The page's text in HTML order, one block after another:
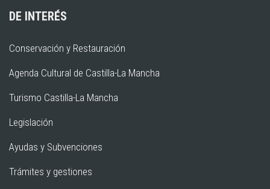
DE INTERÉS
Conservación y Restauración
Agenda Cultural de Castilla-La Mancha
Turismo Castilla-La Mancha
Legislación
Ayudas y Subvenciones
Trámites y gestiones